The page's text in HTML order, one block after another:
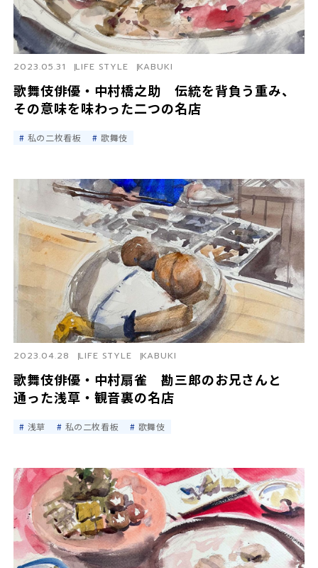
歌舞伎俳優・中村橋之助 伝統を背負う重み、
その意味を味わった二つの名店
2023.05.31 LIFE STYLE KABUKI
私の二枚看板 歌舞伎
歌舞伎俳優・中村扇雀 勘三郎のお兄さんと
通った浅草・観音裏の名店
2023.04.28 LIFE STYLE KABUKI
浅草 私の二枚看板 歌舞伎